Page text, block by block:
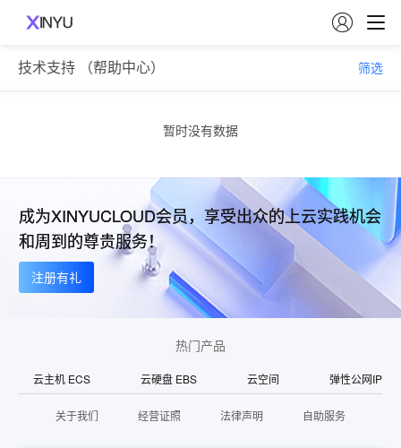

技术支持 （帮助中心） 筛选
暂时没有数据
成为XINYUCLOUD会员，享受出众的上云实践机会
和周到的尊贵服务！
注册有礼
热门产品
云主机 ECS 云硬盘 EBS 云空间 弹性公网IP
关于我们 经营证照 法律声明 自助服务